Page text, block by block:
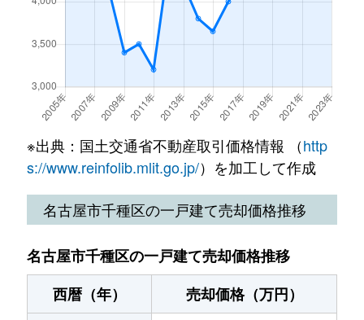
振甫町
3,300万円
末盛通
末盛通
4,100万円
覚王山
末盛通
1,100万円
覚王山
末盛通
2,500万円
覚王山
末盛通
1,500万円
覚王山
高見
690万円
池下
高見
260万円
池下
6,300万円
130万円
東山元町
8,000万円
東山公園(愛知)
東山元町
11,000万円
東山公園(愛知)
5,600万円
茶屋ケ坂
光が丘
4,800万円
茶屋ケ坂
吹上
22,000万円
吹上(愛知)
豊年町
1,500万円
今池(愛知)
※出典：国土交通省不動産取引価格情報 （http
s://www.reinfolib.mlit.go.jp/）を加工して作成
名古屋市千種区の一戸建て売却価格推移
名古屋市千種区の一戸建て売却価格推移
西暦（年）
売却価格（万円）